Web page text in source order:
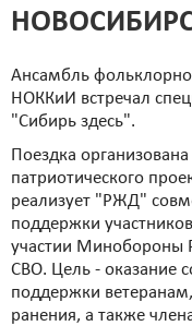
Ансамбль
НОККиИ встречал
"Сибирь здесь".
Поездка
патриотического
реализует "РЖД"
поддержки
участии Минобороны
СВО. Цель - оказание
поддержки
ранения, а также